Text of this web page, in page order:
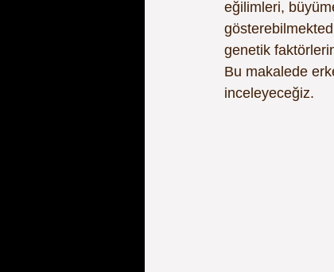
eğilimleri,
genetik
Bu makalede
inceleyeceğiz.